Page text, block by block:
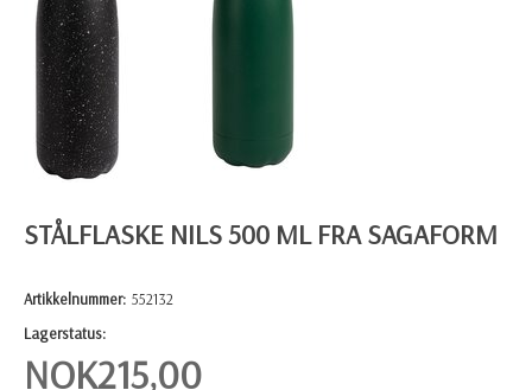
STÅLFLASKE NILS 500 ML FRA SAGAFORM
Artikkelnummer: 552132
Lagerstatus:
NOK215,00